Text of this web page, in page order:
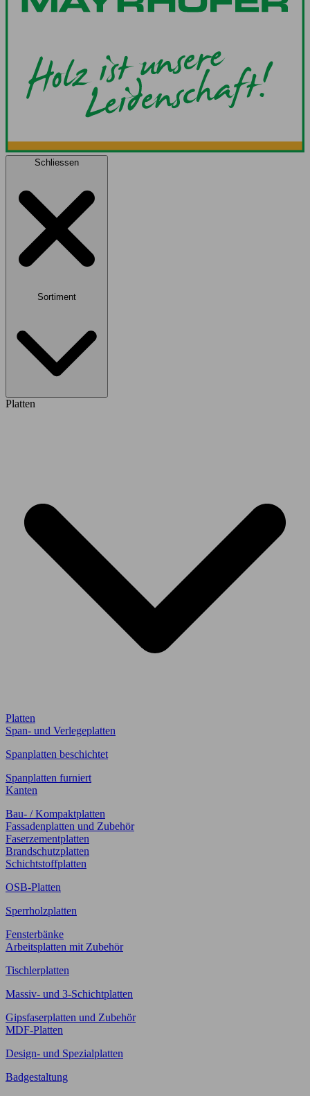
Schliessen
Sortiment
Platten
Platten
Span- und Verlegeplatten
Spanplatten beschichtet
Spanplatten furniert
Kanten
Bau- / Kompaktplatten
Fassadenplatten und Zubehör
Faserzementplatten
Brandschutzplatten
Schichtstoffplatten
OSB-Platten
Sperrholzplatten
Fensterbänke
Arbeitsplatten mit Zubehör
Tischlerplatten
Massiv- und 3-Schichtplatten
Gipsfaserplatten und Zubehör
MDF-Platten
Design- und Spezialplatten
Badgestaltung